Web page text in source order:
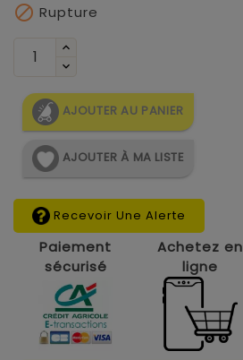
 Rupture
AJOUTER AU PANIER
AJOUTER À MA LISTE
Recevoir Une Alerte
Paiement
sécurisé
Achetez en
ligne